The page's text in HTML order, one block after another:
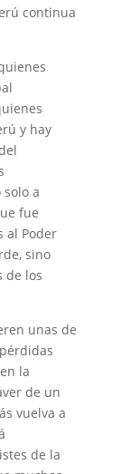
continua
y hay
a
fue
al Poder
sino
de los
unas de
la
de un
vuelva a
de la